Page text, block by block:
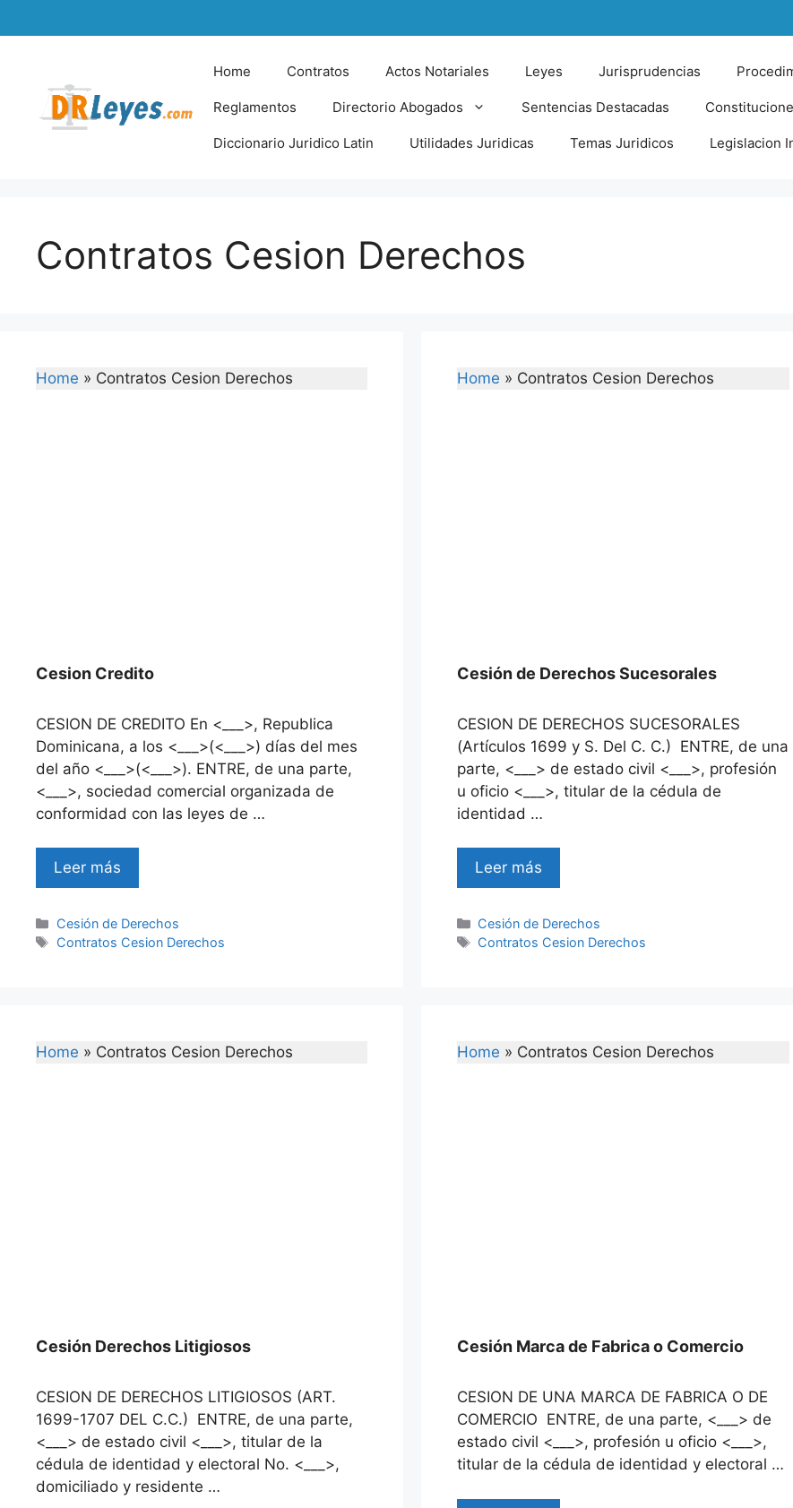
to
Home Contratos Actos Notariales Leyes Jurisprudencias
Reglamentos Directorio Abogados Sentencias Destacadas
Diccionario Juridico Latin Utilidades Juridicas Temas Juridicos Legislacion
Contratos Cesion Derechos
Home » Contratos Cesion Derechos
Cesion Credito
CESION DE CREDITO En <___>, Republica
Dominicana, a los <___>(<___>) días del mes
del año <___>(<___>). ENTRE, de una parte,
<___>, sociedad comercial organizada de
conformidad con las leyes de …
Leer más
Categories
Cesión de Derechos
Tags
Contratos Cesion Derechos
Home » Contratos Cesion Derechos
Cesión de Derechos Sucesorales
CESION DE DERECHOS SUCESORALES
(Artículos 1699 y S. Del C. C.) ENTRE, de una
parte, <___> de estado civil <___>, profesión
u oficio <___>, titular de la cédula de
identidad …
Leer más
Categories
Cesión de Derechos
Tags
Contratos Cesion Derechos
Home » Contratos Cesion Derechos
Cesión Derechos Litigiosos
CESION DE DERECHOS LITIGIOSOS (ART.
1699-1707 DEL C.C.) ENTRE, de una parte,
<___> de estado civil <___>, titular de la
cédula de identidad y electoral No. <___>,
domiciliado y residente …
Home » Contratos Cesion Derechos
Cesión Marca de Fabrica o Comercio
CESION DE UNA MARCA DE FABRICA O DE
COMERCIO ENTRE, de una parte, <___> de
estado civil <___>, profesión u oficio <___>,
titular de la cédula de identidad y electoral …